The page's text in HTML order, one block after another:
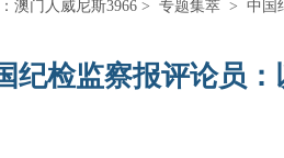
澳门人威尼斯3966 > 专题集萃 > 中国
纪检监察报评论员